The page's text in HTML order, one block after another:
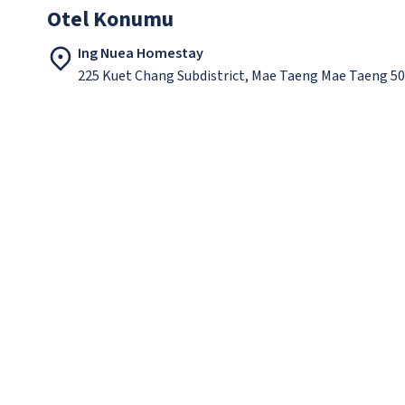
Otel Konumu
Ing Nuea Homestay
225 Kuet Chang Subdistrict, Mae Taeng Mae Taeng